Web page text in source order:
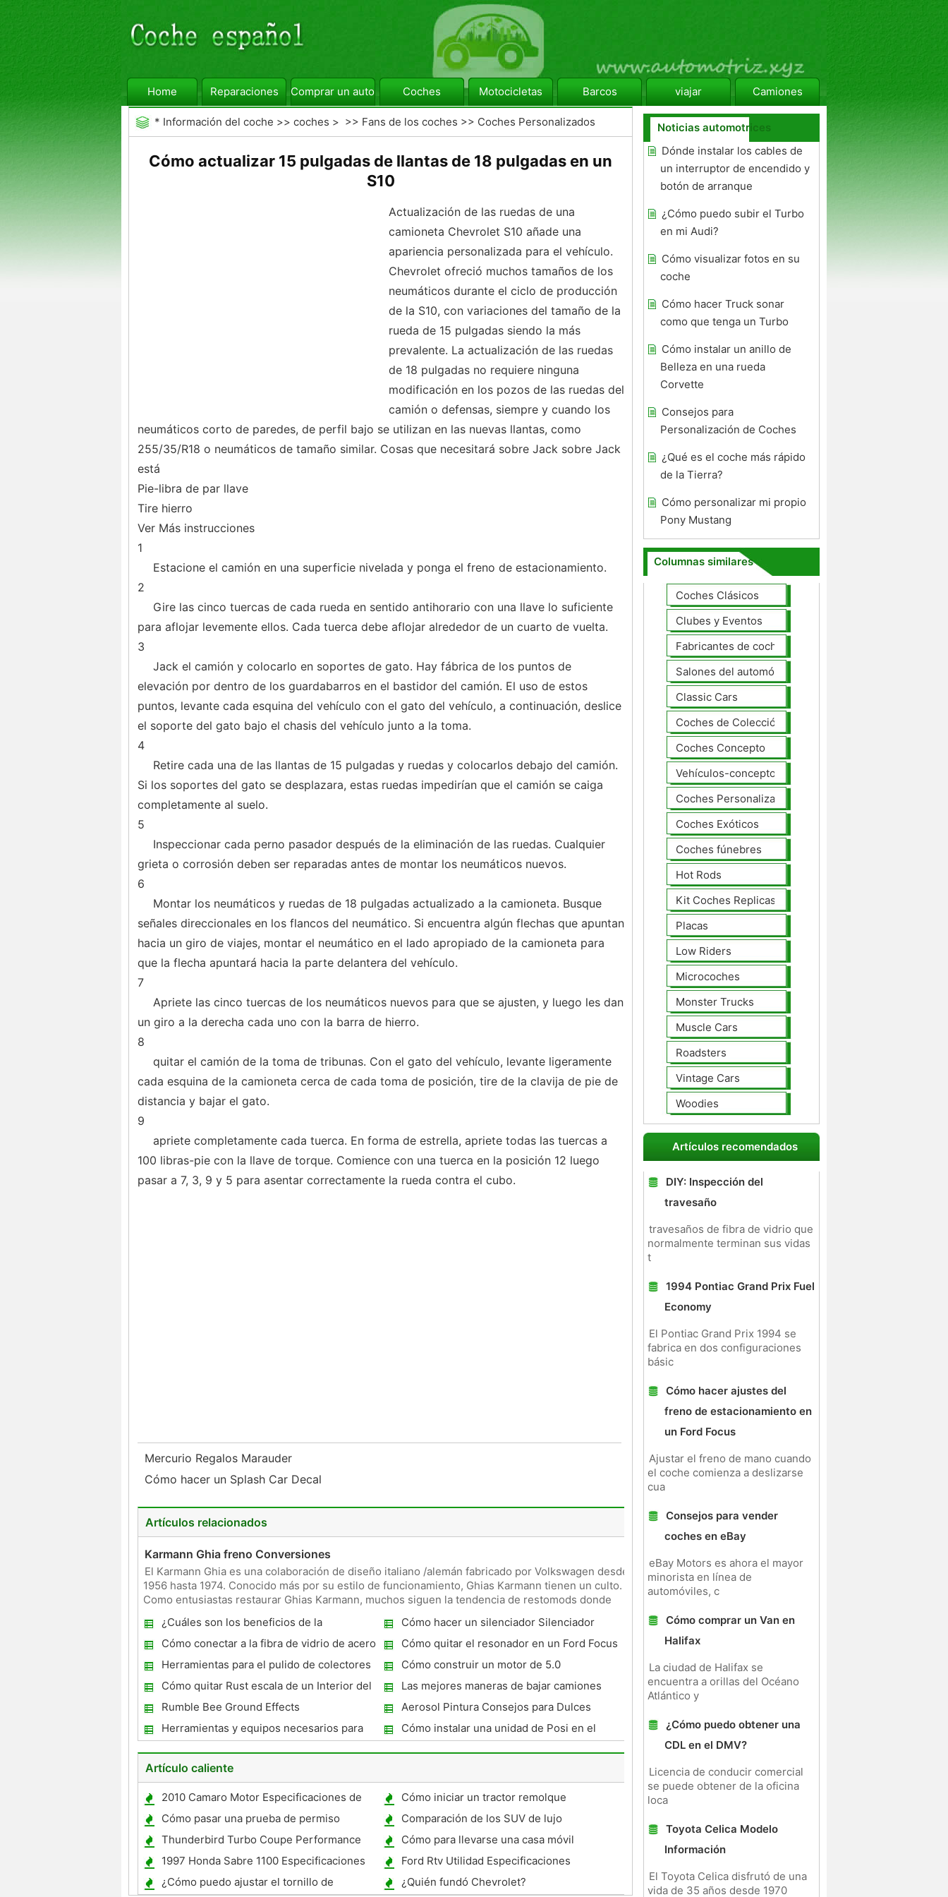
Home Reparaciones Comprar un automóvil Coches Motocicletas Barcos viajar Camiones
* Información del coche >> coches > >> Fans de los coches >> Coches Personalizados
Cómo actualizar 15 pulgadas de llantas de 18 pulgadas en un
S10
Actualización de las ruedas de una
camioneta Chevrolet S10 añade una
apariencia personalizada para el vehículo.
Chevrolet ofreció muchos tamaños de los
neumáticos durante el ciclo de producción
de la S10, con variaciones del tamaño de la
rueda de 15 pulgadas siendo la más
prevalente. La actualización de las ruedas
de 18 pulgadas no requiere ninguna
modificación en los pozos de las ruedas del
camión o defensas, siempre y cuando los
neumáticos corto de paredes, de perfil bajo se utilizan en las nuevas llantas, como
255/35/R18 o neumáticos de tamaño similar. Cosas que necesitará sobre Jack sobre Jack
está
Pie-libra de par llave
Tire hierro
Ver Más instrucciones
1
Estacione el camión en una superficie nivelada y ponga el freno de estacionamiento.
2
Gire las cinco tuercas de cada rueda en sentido antihorario con una llave lo suficiente
para aflojar levemente ellos. Cada tuerca debe aflojar alrededor de un cuarto de vuelta.
3
Jack el camión y colocarlo en soportes de gato. Hay fábrica de los puntos de
elevación por dentro de los guardabarros en el bastidor del camión. El uso de estos
puntos, levante cada esquina del vehículo con el gato del vehículo, a continuación, deslice
el soporte del gato bajo el chasis del vehículo junto a la toma.
4
Retire cada una de las llantas de 15 pulgadas y ruedas y colocarlos debajo del camión.
Si los soportes del gato se desplazara, estas ruedas impedirían que el camión se caiga
completamente al suelo.
5
Inspeccionar cada perno pasador después de la eliminación de las ruedas. Cualquier
grieta o corrosión deben ser reparadas antes de montar los neumáticos nuevos.
6
Montar los neumáticos y ruedas de 18 pulgadas actualizado a la camioneta. Busque
señales direccionales en los flancos del neumático. Si encuentra algún flechas que apuntan
hacia un giro de viajes, montar el neumático en el lado apropiado de la camioneta para
que la flecha apuntará hacia la parte delantera del vehículo.
7
Apriete las cinco tuercas de los neumáticos nuevos para que se ajusten, y luego les dan
un giro a la derecha cada uno con la barra de hierro.
8
quitar el camión de la toma de tribunas. Con el gato del vehículo, levante ligeramente
cada esquina de la camioneta cerca de cada toma de posición, tire de la clavija de pie de
distancia y bajar el gato.
9
apriete completamente cada tuerca. En forma de estrella, apriete todas las tuercas a
100 libras-pie con la llave de torque. Comience con una tuerca en la posición 12 luego
pasar a 7, 3, 9 y 5 para asentar correctamente la rueda contra el cubo.
Mercurio Regalos Marauder
Cómo hacer un Splash Car Decal
Artículos relacionados
Karmann Ghia freno Conversiones
El Karmann Ghia es una colaboración de diseño italiano /alemán fabricado por Volkswagen desde
1956 hasta 1974. Conocido más por su estilo de funcionamiento, Ghias Karmann tienen un culto.
Como entusiastas restaurar Ghias Karmann, muchos siguen la tendencia de restomods donde
¿Cuáles son los beneficios de la
personalización?
Cómo hacer un silenciador Silenciador
Cómo conectar a la fibra de vidrio de acero
Cómo quitar el resonador en un Ford Focus
Herramientas para el pulido de colectores
de admisión
Cómo construir un motor de 5.0
Performance Mustang
Cómo quitar Rust escala de un Interior del
tanque de gas
Las mejores maneras de bajar camiones
GMC
Rumble Bee Ground Effects
Aerosol Pintura Consejos para Dulces
colores
Herramientas y equipos necesarios para
una personalización Car Shop
Cómo instalar una unidad de Posi en el
trasero
Artículo caliente
2010 Camaro Motor Especificaciones de
tamaño
Cómo iniciar un tractor remolque
Cómo pasar una prueba de permiso
Comparación de los SUV de lujo
Thunderbird Turbo Coupe Performance
Cómo para llevarse una casa móvil
Remolque
1997 Honda Sabre 1100 Especificaciones
del carburador
Ford Rtv Utilidad Especificaciones
¿Cómo puedo ajustar el tornillo de
¿Quién fundó Chevrolet?
Noticias automotrices
Dónde instalar los cables de
un interruptor de encendido y
botón de arranque
¿Cómo puedo subir el Turbo
en mi Audi?
Cómo visualizar fotos en su
coche
Cómo hacer Truck sonar
como que tenga un Turbo
Cómo instalar un anillo de
Belleza en una rueda
Corvette
Consejos para
Personalización de Coches
¿Qué es el coche más rápido
de la Tierra?
Cómo personalizar mi propio
Pony Mustang
Columnas similares
Coches Clásicos
Clubes y Eventos
Fabricantes de coches Modelos
Salones del automóvil
Classic Cars
Coches de Colección
Coches Concepto
Vehículos-concepto
Coches Personalizados
Coches Exóticos
Coches fúnebres
Hot Rods
Kit Coches Replicas
Placas
Low Riders
Microcoches
Monster Trucks
Muscle Cars
Roadsters
Vintage Cars
Woodies
Artículos recomendados
DIY: Inspección del
travesaño
travesaños de fibra de vidrio que
normalmente terminan sus vidas
t
1994 Pontiac Grand Prix Fuel
Economy
El Pontiac Grand Prix 1994 se
fabrica en dos configuraciones
básic
Cómo hacer ajustes del
freno de estacionamiento en
un Ford Focus
Ajustar el freno de mano cuando
el coche comienza a deslizarse
cua
Consejos para vender
coches en eBay
eBay Motors es ahora el mayor
minorista en línea de
automóviles, c
Cómo comprar un Van en
Halifax
La ciudad de Halifax se
encuentra a orillas del Océano
Atlántico y
¿Cómo puedo obtener una
CDL en el DMV?
Licencia de conducir comercial
se puede obtener de la oficina
loca
Toyota Celica Modelo
Información
El Toyota Celica disfrutó de una
vida de 35 años desde 1970